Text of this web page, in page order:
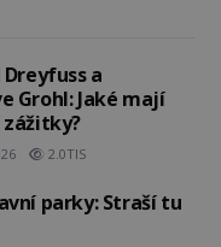
a
Grohl: Jaké mají
2.0TIS
parky: Straší tu